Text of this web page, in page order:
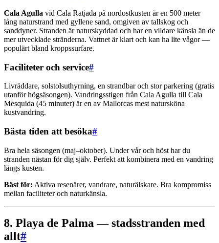
Cala Agulla vid Cala Ratjada på nordostkusten är en 500 meter
lång naturstrand med gyllene sand, omgiven av tallskog och
sanddyner. Stranden är naturskyddad och har en vildare känsla än de
mer utvecklade stränderna. Vattnet är klart och kan ha lite vågor —
populärt bland kroppssurfare.
Faciliteter och service#
Livräddare, solstolsuthyrning, en strandbar och stor parkering (gratis
utanför högsäsongen). Vandringsstigen från Cala Agulla till Cala
Mesquida (45 minuter) är en av Mallorcas mest natursköna
kustvandring.
Bästa tiden att besöka#
Bra hela säsongen (maj–oktober). Under vår och höst har du
stranden nästan för dig själv. Perfekt att kombinera med en vandring
längs kusten.
Bäst för: Aktiva resenärer, vandrare, naturälskare. Bra kompromiss
mellan faciliteter och naturkänsla.
8. Playa de Palma — stadsstranden med
allt#